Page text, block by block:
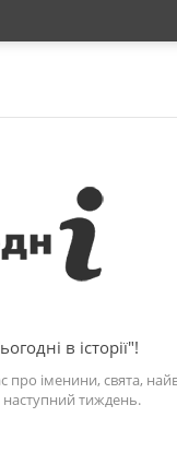
в історії"!
про іменини, свята,
тиждень.